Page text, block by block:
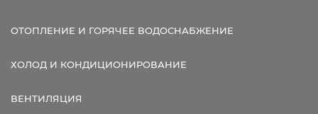
ОТОПЛЕНИЕ И ГОРЯЧЕЕ ВОДОСНАБЖЕНИЕ
ХОЛОД И КОНДИЦИОНИРОВАНИЕ
ВЕНТИЛЯЦИЯ